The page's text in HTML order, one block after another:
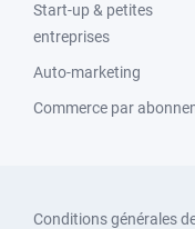
Start-up & petites
entreprises
Auto-marketing
Commerce par
Conditions générales